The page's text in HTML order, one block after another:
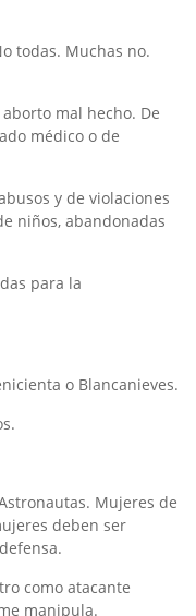
todas. Muchas no.
mal hecho. De
médico o de
y de violaciones
niños, abandonadas
para la
o Blancanieves.
Mujeres de
deben ser
como atacante
manipula.